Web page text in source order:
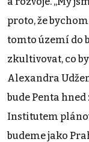
proto, že
tomto území do
zkultivovat, co
Alexandra
bude Penta
Institutem
budeme jako